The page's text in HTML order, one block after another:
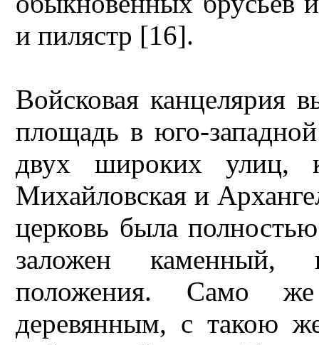
и пилястр [16].
Войсковая канцелярия
площадь в юго-
двух широких улиц,
Михайловская и
церковь была
заложен каменный,
положения. Само
деревянным, с такою